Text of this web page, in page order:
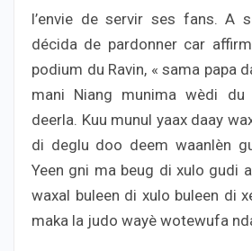
l’envie de servir ses fans. A
décida de pardonner car
podium du Ravin, « sama papa
mani Niang munima wèdi
deerla. Kuu munul yaax daay
di deglu doo deem waanlèn
Yeen gni ma beug di xulo gudi
waxal buleen di xulo buleen di
maka la judo wayè wotewufa